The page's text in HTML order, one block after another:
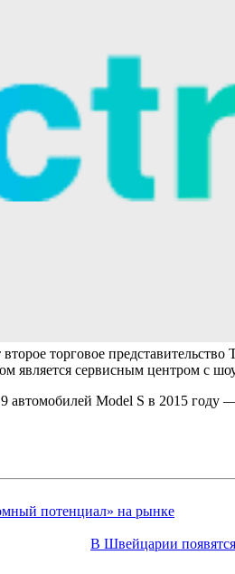
торговое
является сервисным центром с
автомобилей Model S в 2015
потенциал» на рынке
В Швейцарии